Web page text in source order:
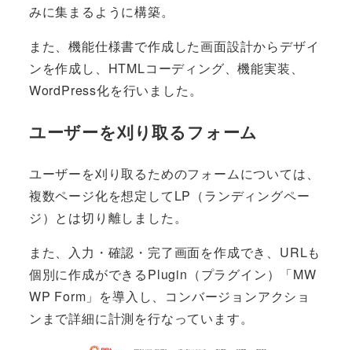
みに集まるように構築。
また、機能仕様書で作成した画面設計からデザイ
ンを作成し、HTMLコーディング、機能実装、
WordPress化を行いました。
ユーザーを刈り取るフォーム
ユーザーを刈り取るためのフォームについては、
複数ページ化を想定してLP（ランディングペー
ジ）とは切り離しました。
また、入力・確認・完了画面を作成でき、URLも
個別に作成ができるPlugin（プラグイン）「MW
WP Form」を導入し、コンバージョンアクショ
ンまで詳細に計測を行なっています。